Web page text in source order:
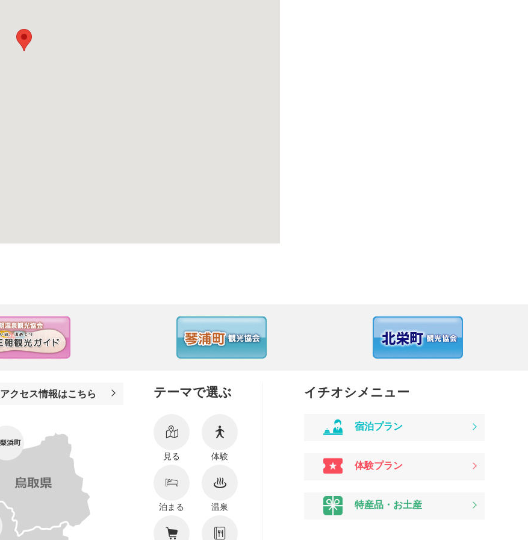
アクセス情報はこちら テーマで選ぶ
見る 体験
泊まる 温泉
イチオシメニュー
宿泊プラン
体験プラン
特産品・お土産